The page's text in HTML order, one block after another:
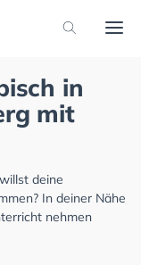
in
mit
deine
In deiner Nähe
nehmen